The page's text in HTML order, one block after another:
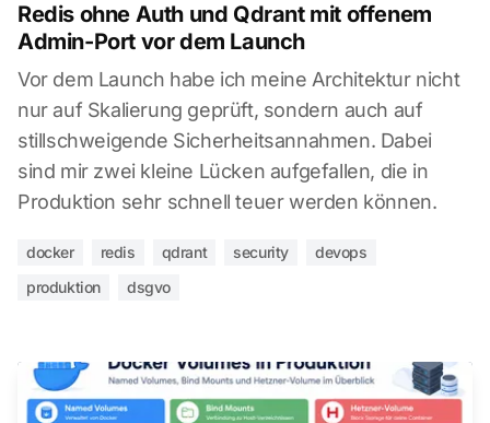
Redis ohne Auth und Qdrant mit offenem
Admin-Port vor dem Launch
Vor dem Launch habe ich meine Architektur nicht
nur auf Skalierung geprüft, sondern auch auf
stillschweigende Sicherheitsannahmen. Dabei
sind mir zwei kleine Lücken aufgefallen, die in
Produktion sehr schnell teuer werden können.
docker redis qdrant security
devops
produktion
dsgvo